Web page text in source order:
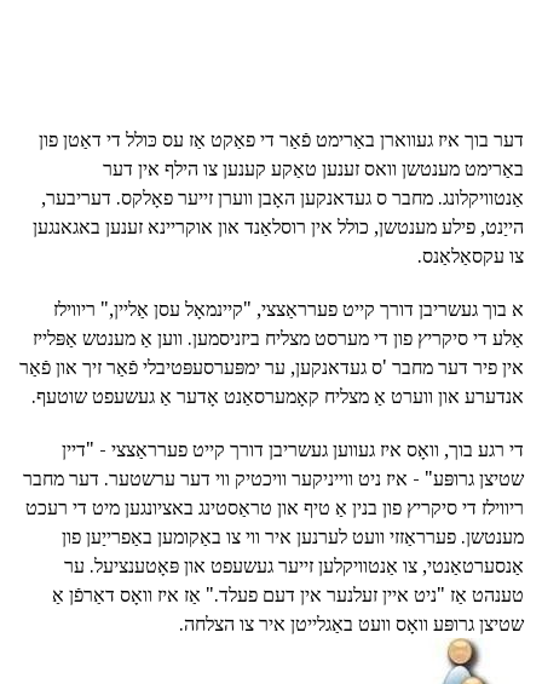
דער בוך איז געווארן באַרימט פֿאַר די פאַקט אַז עס כּולל די דאַטן פון
באַרימט מענטשן וואס זענען טאַקע קענען צו הילף אין דער
אַנטוויקלונג. מחבר ס געדאנקען האָבן ווערן זייער פאָלקס. דעריבער,
הייַנט, פילע מענטשן, כולל אין רוסלאַנד און אוקריינא זענען באגאנגען
צו עקסאַלאַנס.
א בוך געשריבן דורך קייט פערראַצצי, "קיינמאָל עסן אַליין," ריווילז
אַלע די סיקריץ פון די מערסט מצליח ביזניסמען. ווען אַ מענטש אַפּלייז
אין פיר דער מחבר 'ס געדאנקען, ער ימפּערסעפּטיבלי פֿאַר זיך און פֿאַר
אנדערע און ווערט אַ מצליח קאָמערסאַנט אָדער אַ געשעפט שוטעף.
די רגע בוך, וואָס איז געווען געשריבן דורך קייט פערראַצצי - "דיין
שטיצן גרופּע" - איז ניט ווייניקער וויכטיק ווי דער ערשטער. דער מחבר
ריווילז די סיקריץ פון בנין אַ טיף און טראַסטינג באציונגען מיט די רעכט
מענטשן. פערראַזזי וועט לערנען איר ווי צו באַקומען באַפרייַען פון
אַנסערטאַנטי, צו אַנטוויקלען זייער געשעפט און פּאָטענציעל. ער
טענהט אַז "ניט איין זעלנער אין דעם פעלד." אַז איז וואָס דאַרפֿן אַ
שטיצן גרופּע וואָס וועט באַגלייטן איר צו הצלחה.